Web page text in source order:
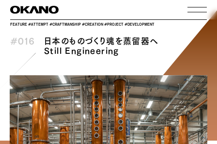
FEATURE #ATTEMPT #CRAFTMANSHIP #CREATION #PROJECT #DEVELOPMENT
#016
日本のものづくり魂を蒸留器へ
Still Engineering